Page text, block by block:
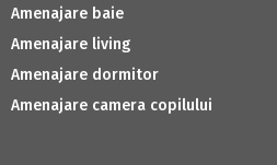
Amenajare baie
Amenajare living
Amenajare dormitor
Amenajare camera copilului